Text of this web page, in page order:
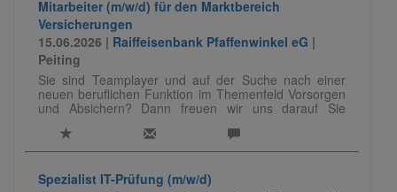
Für unser Team IT-Audit/ -Compliance suchen wir
Spezialisten (m/w/d) für das Beauftragtenwesen im
Datenschutz und der Informationssicherheit.
Mitarbeiter (m/w/d) für den Marktbereich
Versicherungen
15.06.2026 | Raiffeisenbank Pfaffenwinkel eG |
Peiting
Sie sind Teamplayer und auf der Suche nach einer
neuen beruflichen Funktion im Themenfeld Vorsorgen
und Absichern? Dann freuen wir uns darauf Sie
Spezialist IT-Prüfung (m/w/d)